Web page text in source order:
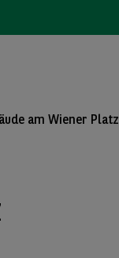
am Wiener Platz